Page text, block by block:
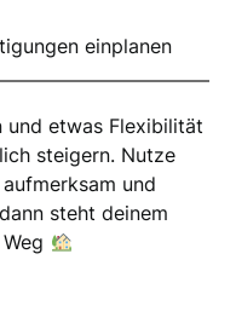
einplanen
und etwas Flexibilität
steigern. Nutze
und
steht deinem